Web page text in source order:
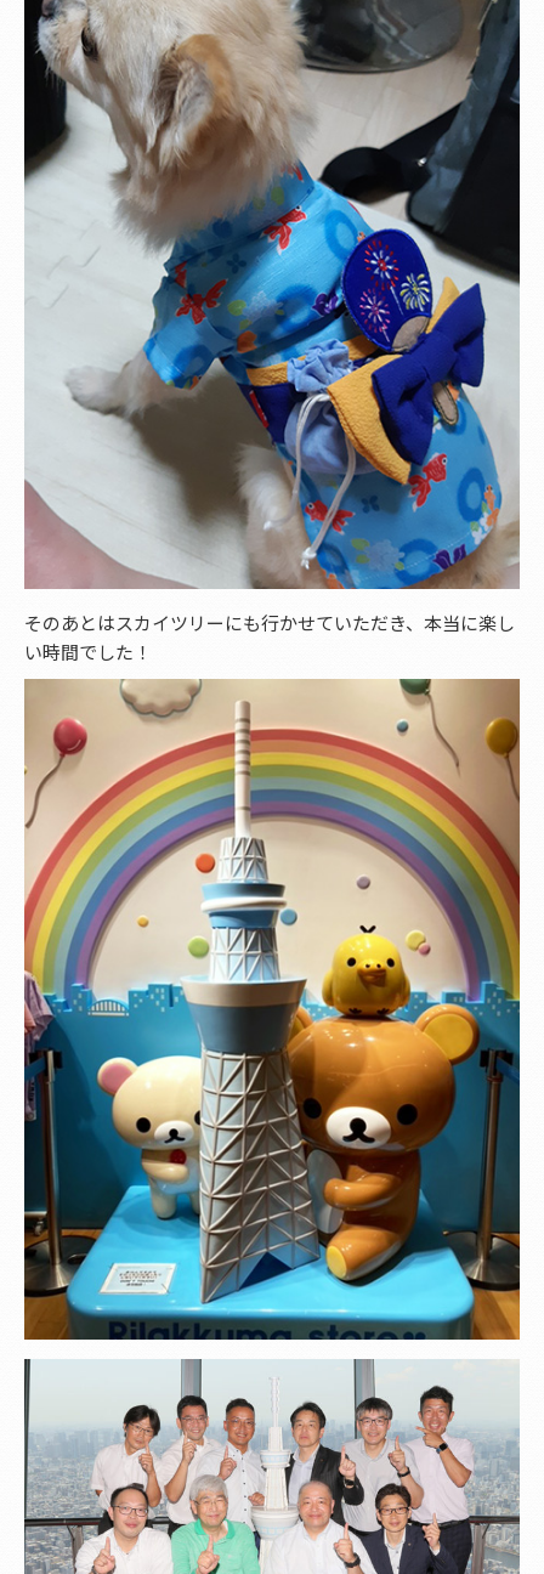
そのあとはスカイツリーにも行かせていただき、本当に楽し
い時間でした！